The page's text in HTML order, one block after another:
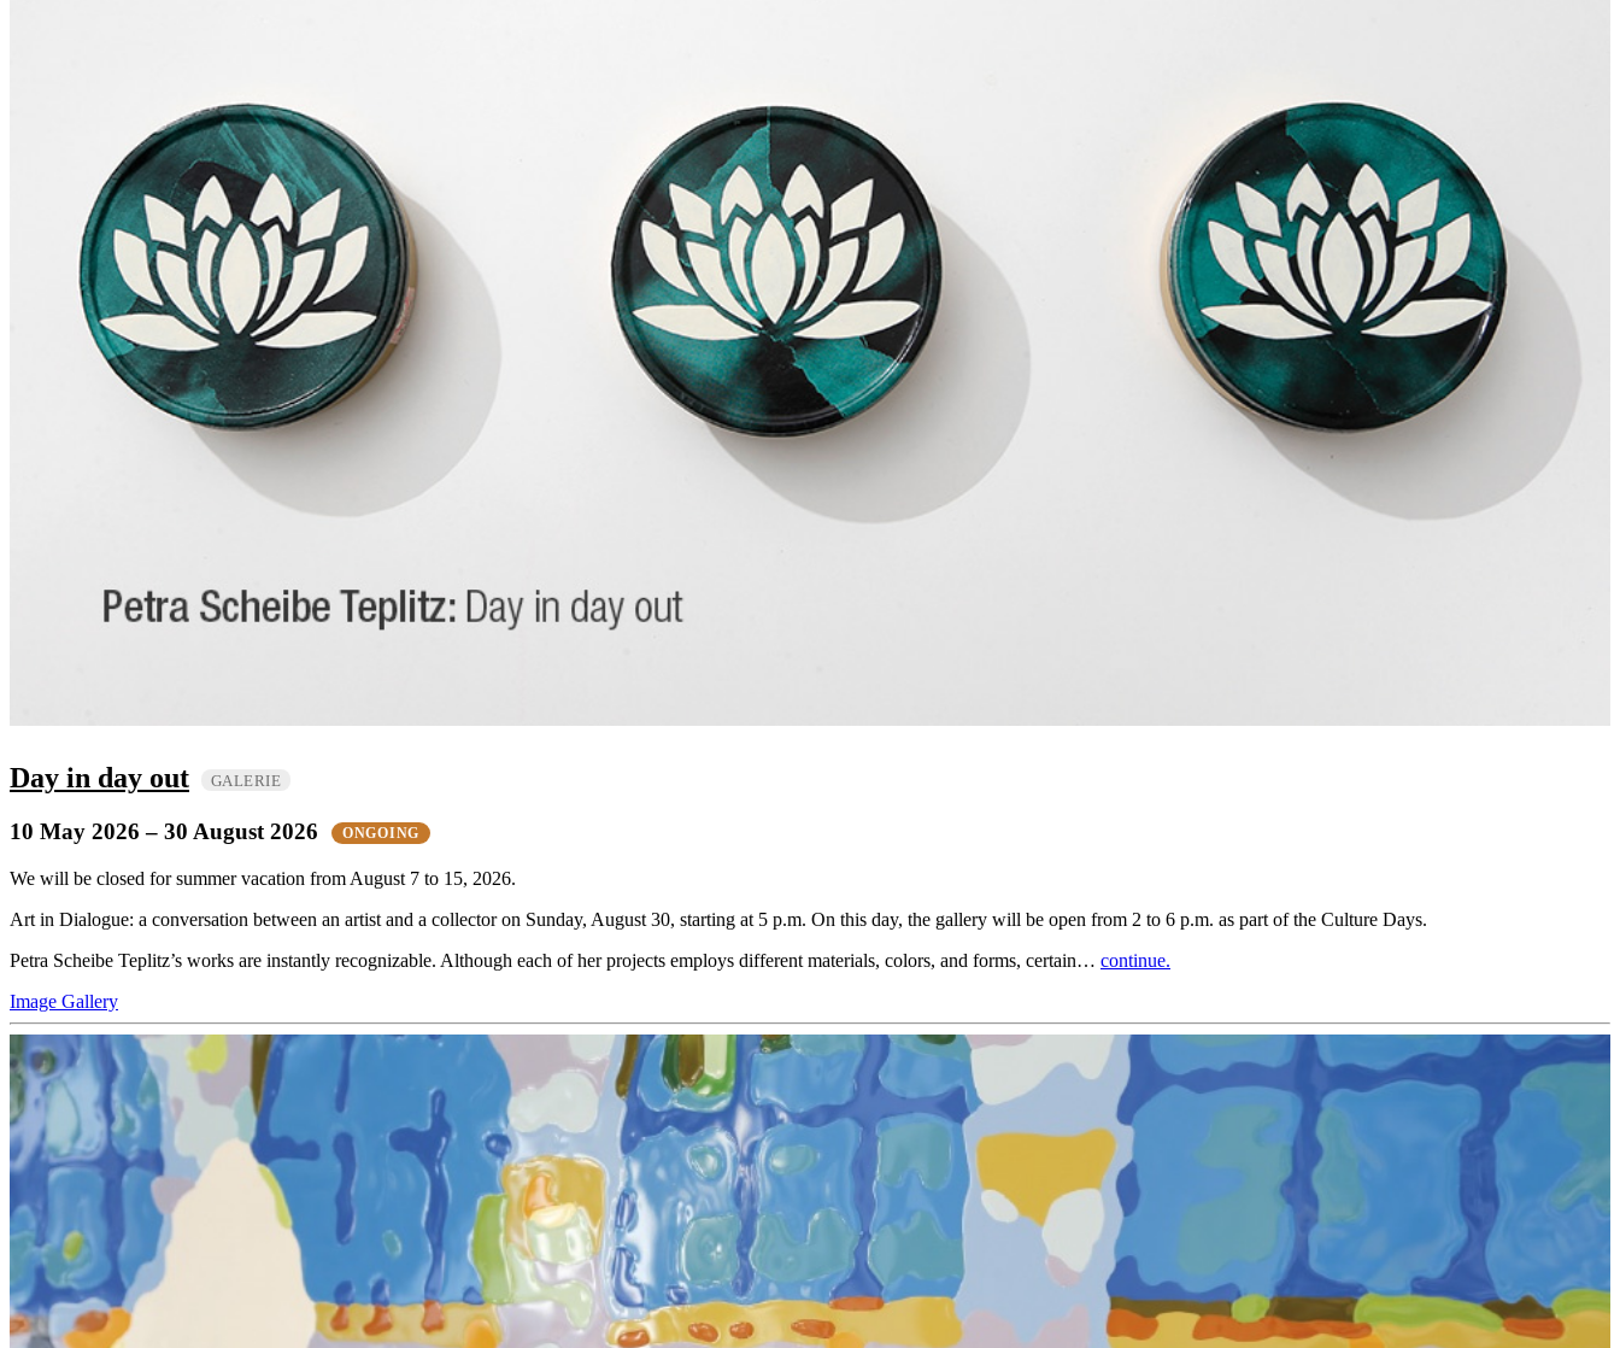
Day in day out GALERIE
10 May 2026 – 30 August 2026 ONGOING
We will be closed for summer vacation from August 7 to 15, 2026.
Art in Dialogue: a conversation between an artist and a collector on Sunday, August 30, starting at 5 p.m. On this day, the gallery will be open from 2 to 6 p.m. as part of the Culture Days.
Petra Scheibe Teplitz’s works are instantly recognizable. Although each of her projects employs different materials, colors, and forms, certain… continue.
Image Gallery